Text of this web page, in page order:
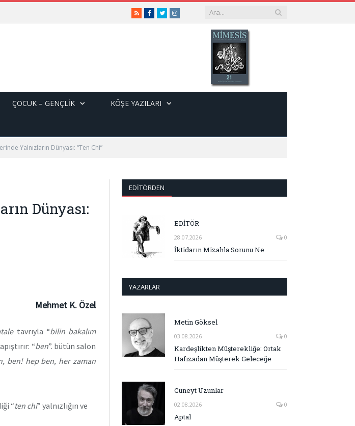
RSSFacebook
TwitterInstagram
ÇOCUK – GENÇLIK KÖŞE YAZILARI
Yalnızların Dünyası: “Ten Chi”
Dünyası:
Mehmet K. Özel
tavrıyla “bilin bakalım
“ben”. bütün salon
ben! hep ben, her zaman
“ten chi” yalnızlığın ve
EDITÖRDEN
EDİTÖR
28.07.2026 0
İktidarın Mizahla Sorunu Ne
YAZARLAR
Metin Göksel
03.08.2026 0
Kardeşlikten Müşterekliğe: Ortak
Hafızadan Müşterek Geleceğe
Cüneyt Uzunlar
02.08.2026 0
Aptal